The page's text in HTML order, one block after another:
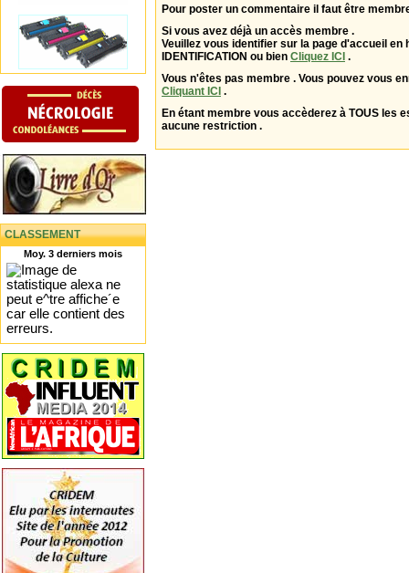
CLASSEMENT
Moy. 3 derniers mois
Pour poster un commentaire il faut être
Si vous avez déjà un accès membre .
Veuillez vous identifier sur la page d'accueil en
IDENTIFICATION ou bien Cliquez ICI .
Vous n'êtes pas membre . Vous pouvez vous
Cliquant ICI .
En étant membre vous accèderez à TOUS les
aucune restriction .